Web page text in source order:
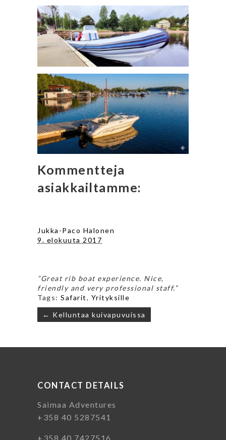
Kommentteja
asiakkailtamme:
Jukka-Paco Halonen
9. elokuuta 2017
”Great rib boat experience. Nice,
friendly and very professional staff.”
Tags: Safarit, Yrityksille
Artikkelien
selaus
← Kelluntaa kuivapuvuissa
CONTACT DETAILS
Saimaa Adventures
+358 40 5287541
+358 40 7427516